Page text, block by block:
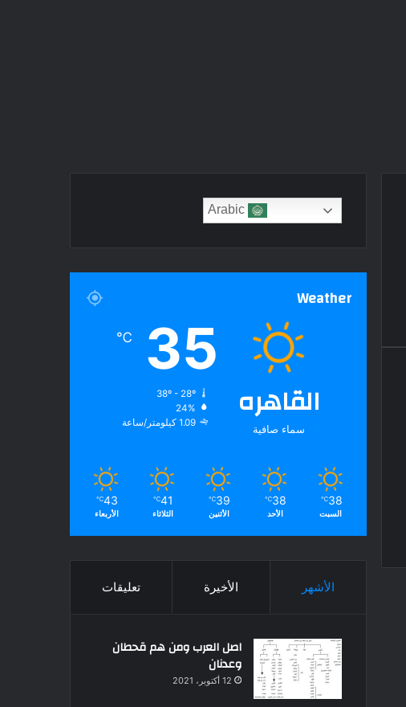
Arabic
Weather
القاهره
سماء صافية
35
℃
38º - 28º
24%
1.09 كيلومتر/ساعة
38
℃
السبت
38
℃
الأحد
39
℃
الأثنين
41
℃
الثلاثاء
43
℃
الأربعاء
الأشهر الأخيرة تعليقات
اصل العرب ومن هم قحطان
وعدنان
12 أكتوبر، 2021